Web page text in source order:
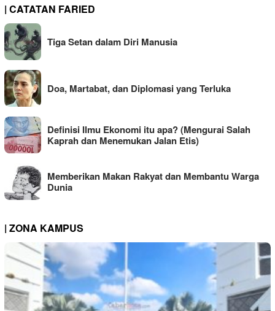
| CATATAN FARIED
Tiga Setan dalam Diri Manusia
Doa, Martabat, dan Diplomasi yang Terluka
Definisi Ilmu Ekonomi itu apa? (Mengurai Salah
Kaprah dan Menemukan Jalan Etis)
Memberikan Makan Rakyat dan Membantu Warga
Dunia
| ZONA KAMPUS